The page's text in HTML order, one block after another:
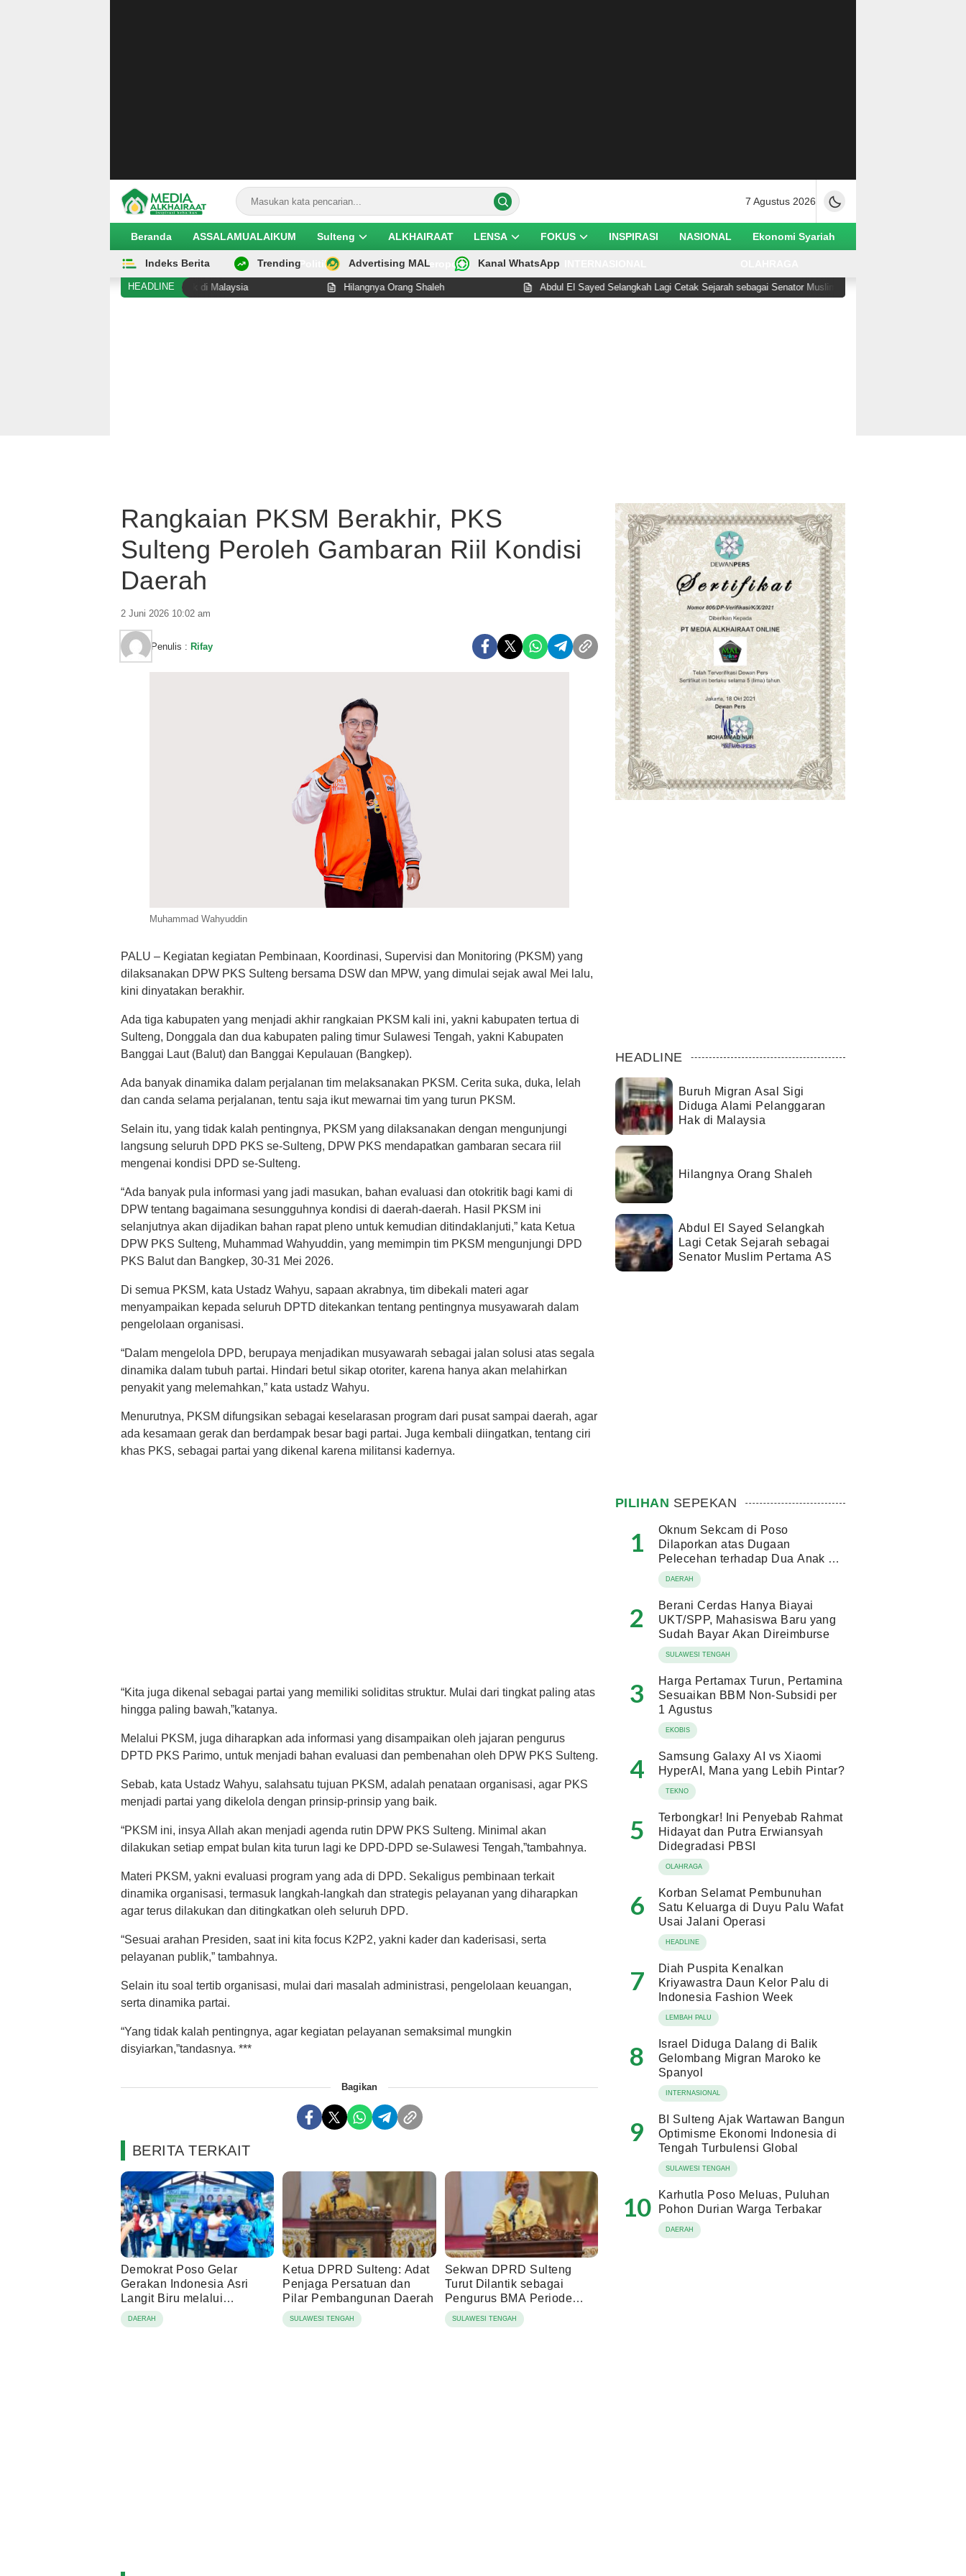
7 Agustus 2026
Beranda ASSALAMUALAIKUM Sulteng ALKHAIRAAT LENSA FOKUS INSPIRASI NASIONAL Ekonomi Syariah
EKOBIS Politik Teropong
Indeks Berita Trending Advertising MAL Kanal WhatsApp
HEADLINE
Diduga Alami Pelanggaran Hak di Malaysia Hilangnya Orang Shaleh Abdul El Sayed Selangkah Lagi Cetak Sejarah sebagai Senator Muslim Pertama AS
Rangkaian PKSM Berakhir, PKS
Sulteng Peroleh Gambaran Riil Kondisi
Daerah
2 Juni 2026 10:02 am
Penulis : Rifay
Muhammad Wahyuddin
PALU – Kegiatan kegiatan Pembinaan, Koordinasi, Supervisi dan Monitoring (PKSM) yang
dilaksanakan DPW PKS Sulteng bersama DSW dan MPW, yang dimulai sejak awal Mei lalu,
kini dinyatakan berakhir.
Ada tiga kabupaten yang menjadi akhir rangkaian PKSM kali ini, yakni kabupaten tertua di
Sulteng, Donggala dan dua kabupaten paling timur Sulawesi Tengah, yakni Kabupaten
Banggai Laut (Balut) dan Banggai Kepulauan (Bangkep).
Ada banyak dinamika dalam perjalanan tim melaksanakan PKSM. Cerita suka, duka, lelah
dan canda selama perjalanan, tentu saja ikut mewarnai tim yang turun PKSM.
Selain itu, yang tidak kalah pentingnya, PKSM yang dilaksanakan dengan mengunjungi
langsung seluruh DPD PKS se-Sulteng, DPW PKS mendapatkan gambaran secara riil
mengenai kondisi DPD se-Sulteng.
“Ada banyak pula informasi yang jadi masukan, bahan evaluasi dan otokritik bagi kami di
DPW tentang bagaimana sesungguhnya kondisi di daerah-daerah. Hasil PKSM ini
selanjutnya akan dijadikan bahan rapat pleno untuk kemudian ditindaklanjuti,” kata Ketua
DPW PKS Sulteng, Muhammad Wahyuddin, yang memimpin tim PKSM mengunjungi DPD
PKS Balut dan Bangkep, 30-31 Mei 2026.
Di semua PKSM, kata Ustadz Wahyu, sapaan akrabnya, tim dibekali materi agar
menyampaikan kepada seluruh DPTD ditekankan tentang pentingnya musyawarah dalam
pengelolaan organisasi.
“Dalam mengelola DPD, berupaya menjadikan musyawarah sebagai jalan solusi atas segala
dinamika dalam tubuh partai. Hindari betul sikap otoriter, karena hanya akan melahirkan
penyakit yang melemahkan,” kata ustadz Wahyu.
Menurutnya, PKSM difungsikan sebagai keselarasan program dari pusat sampai daerah, agar
ada kesamaan gerak dan berdampak besar bagi partai. Juga kembali diingatkan, tentang ciri
khas PKS, sebagai partai yang dikenal karena militansi kadernya.
“Kita juga dikenal sebagai partai yang memiliki soliditas struktur. Mulai dari tingkat paling atas
hingga paling bawah,”katanya.
Melalui PKSM, juga diharapkan ada informasi yang disampaikan oleh jajaran pengurus
DPTD PKS Parimo, untuk menjadi bahan evaluasi dan pembenahan oleh DPW PKS Sulteng.
Sebab, kata Ustadz Wahyu, salahsatu tujuan PKSM, adalah penataan organisasi, agar PKS
menjadi partai yang dikelola dengan prinsip-prinsip yang baik.
“PKSM ini, insya Allah akan menjadi agenda rutin DPW PKS Sulteng. Minimal akan
dilakukan setiap empat bulan kita turun lagi ke DPD-DPD se-Sulawesi Tengah,”tambahnya.
Materi PKSM, yakni evaluasi program yang ada di DPD. Sekaligus pembinaan terkait
dinamika organisasi, termasuk langkah-langkah dan strategis pelayanan yang diharapkan
agar terus dilakukan dan ditingkatkan oleh seluruh DPD.
“Sesuai arahan Presiden, saat ini kita focus K2P2, yakni kader dan kaderisasi, serta
pelayanan publik,” tambahnya.
Selain itu soal tertib organisasi, mulai dari masalah administrasi, pengelolaan keuangan,
serta dinamika partai.
“Yang tidak kalah pentingnya, agar kegiatan pelayanan semaksimal mungkin
disyiarkan,”tandasnya. ***
Bagikan
BERITA TERKAIT
Demokrat Poso Gelar
Gerakan Indonesia Asri
Langit Biru melalui
Pembagian Sembako
DAERAH
Ketua DPRD Sulteng: Adat
Penjaga Persatuan dan
Pilar Pembangunan Daerah
SULAWESI TENGAH
Sekwan DPRD Sulteng
Turut Dilantik sebagai
Pengurus BMA Periode
2026-2031
SULAWESI TENGAH
HEADLINE
Buruh Migran Asal Sigi
Diduga Alami Pelanggaran
Hak di Malaysia
Hilangnya Orang Shaleh
Abdul El Sayed Selangkah
Lagi Cetak Sejarah sebagai
Senator Muslim Pertama AS
PILIHAN SEPEKAN
1
Oknum Sekcam di Poso
Dilaporkan atas Dugaan
Pelecehan terhadap Dua Anak di
Bawah Umur
DAERAH
2
Berani Cerdas Hanya Biayai
UKT/SPP, Mahasiswa Baru yang
Sudah Bayar Akan Direimburse
SULAWESI TENGAH
3
Harga Pertamax Turun, Pertamina
Sesuaikan BBM Non-Subsidi per
1 Agustus
EKOBIS
4
Samsung Galaxy AI vs Xiaomi
HyperAI, Mana yang Lebih Pintar?
TEKNO
5
Terbongkar! Ini Penyebab Rahmat
Hidayat dan Putra Erwiansyah
Didegradasi PBSI
OLAHRAGA
6
Korban Selamat Pembunuhan
Satu Keluarga di Duyu Palu Wafat
Usai Jalani Operasi
HEADLINE
7
Diah Puspita Kenalkan
Kriyawastra Daun Kelor Palu di
Indonesia Fashion Week
LEMBAH PALU
8
Israel Diduga Dalang di Balik
Gelombang Migran Maroko ke
Spanyol
INTERNASIONAL
9
BI Sulteng Ajak Wartawan Bangun
Optimisme Ekonomi Indonesia di
Tengah Turbulensi Global
SULAWESI TENGAH
10
Karhutla Poso Meluas, Puluhan
Pohon Durian Warga Terbakar
DAERAH